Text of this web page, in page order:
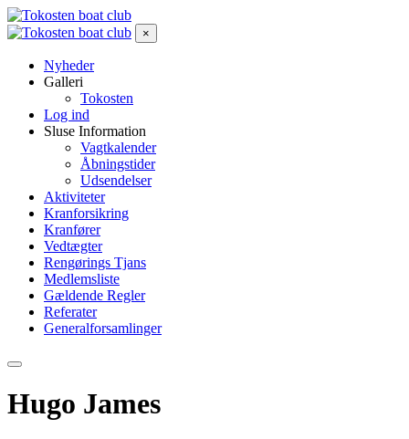
×
Nyheder
Galleri
Tokosten
Log ind
Sluse Information
Vagtkalender
Åbningstider
Udsendelser
Aktiviteter
Kranforsikring
Kranfører
Vedtægter
Rengørings Tjans
Medlemsliste
Gældende Regler
Referater
Generalforsamlinger
Hugo James